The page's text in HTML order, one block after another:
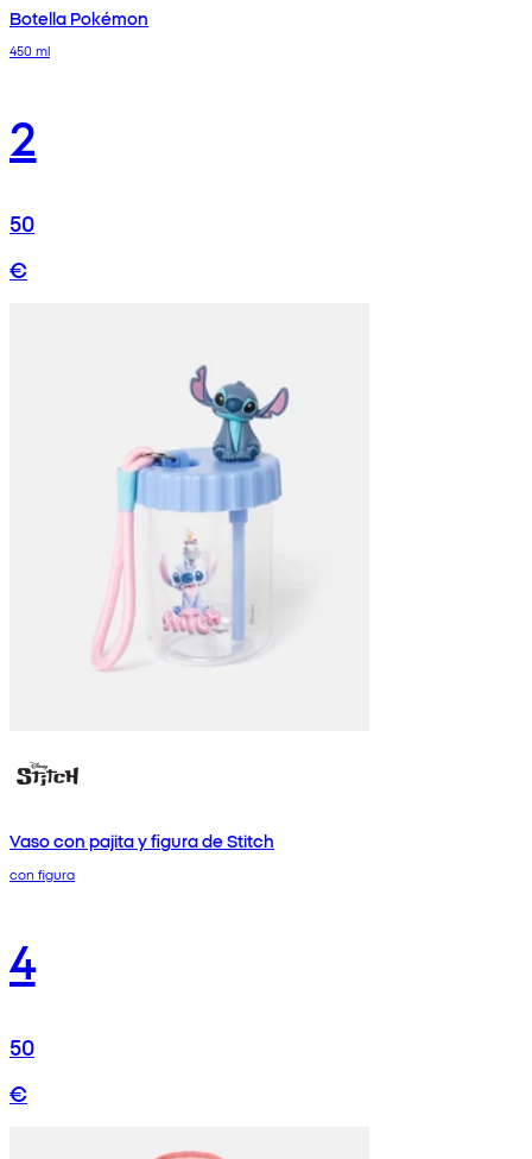
Botella Pokémon
450 ml
2
50
€
Vaso con pajita y figura de Stitch
con figura
4
50
€